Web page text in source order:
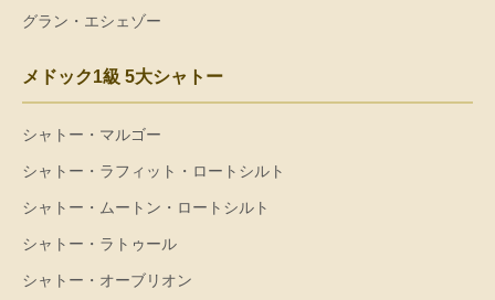
グラン・エシェゾー
メドック1級 5大シャトー
シャトー・マルゴー
シャトー・ラフィット・ロートシルト
シャトー・ムートン・ロートシルト
シャトー・ラトゥール
シャトー・オーブリオン